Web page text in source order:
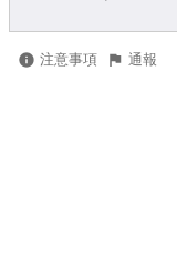
注意事項 通報